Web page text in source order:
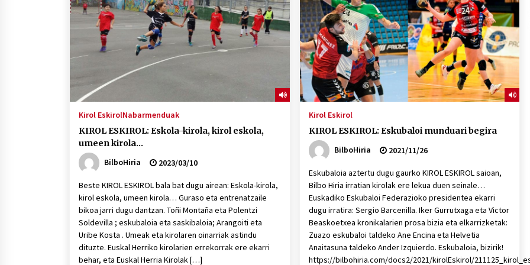
protagonista
2026/07/16
POTTO: San Pedro jaietako bertso-
2026/07/09
Larunbatean Plentziako Itsas
Martxa ospatuko da
2026/07/07
Auritz Iñurrietaren margoak
ikusgai Uribitarte40 aretoan
SOINUGELA: Paul McCartney eta
Kirol EskirolNabarmenduak
KIROL ESKIROL: Eskola-kirola, kirol eskola,
umeen kirola…
BilboHiria
2023/03/10
Beste KIROL ESKIROL bala bat dugu airean: Eskola-kirola,
kirol eskola, umeen kirola… Guraso eta entrenatzaile
bikoa jarri dugu dantzan. Toñi Montaña eta Polentzi
Soldevilla ; eskubaloia eta saskibaloia; Arangoiti eta
Uribe Kosta . Umeak eta kirolaren oinarriak astindu
dituzte. Euskal Herriko kirolarien errekorrak ere ekarri
behar, eta Euskal Herria Kirolak […]
Kirol Eskirol
KIROL ESKIROL: Eskubaloi munduari begira
BilboHiria
2021/11/26
Eskubaloia aztertu dugu gaurko KIROL ESKIROL saioan,
Bilbo Hiria irratian kirolak ere lekua duen seinale…
Euskadiko Eskubaloi Federazioko presidentea ekarri
dugu irratira: Sergio Barcenilla. Iker Gurrutxaga eta Victor
Beaskoetxea kronikalarien prosa bizia eta elkarrizketak:
Zuazo eskubaloi taldeko Ane Encina eta Helvetia
Anaitasuna taldeko Ander Izquierdo. Eskubaloia, bizirik!
https://bilbohiria.com/docs2/2021/kirolEskirol/